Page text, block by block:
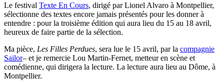
Le festival Texte En Cours, dirigé par Lionel Alvaro à Montpellier,
sélectionne des textes encore jamais présentés pour les donner à
entendre : pour la troisième édition qui aura lieu du 15 au 18 avril,
heureux de faire partie de la sélection.
Ma pièce, Les Filles Perdues, sera lue le 15 avril, par la compagnie
Sailor– et je remercie Lou Martin-Fernet, metteur en scène et
comédienne, qui dirigera la lecture. La lecture aura lieu au Dôme, à
Montpellier.